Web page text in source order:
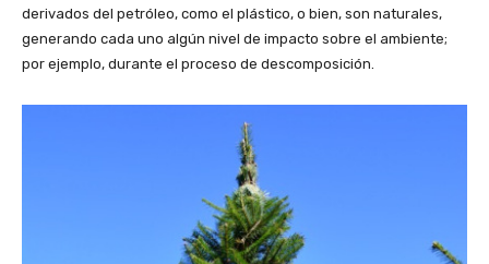
derivados del petróleo, como el plástico, o bien, son naturales,
generando cada uno algún nivel de impacto sobre el ambiente;
por ejemplo, durante el proceso de descomposición.